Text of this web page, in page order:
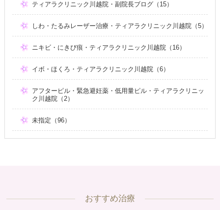
ティアラクリニック川越院・副院長ブログ（15）
しわ・たるみレーザー治療・ティアラクリニック川越院（5）
ニキビ・にきび痕・ティアラクリニック川越院（16）
イボ・ほくろ・ティアラクリニック川越院（6）
アフターピル・緊急避妊薬・低用量ピル・ティアラクリニッ
ク川越院（2）
未指定（96）
おすすめ治療